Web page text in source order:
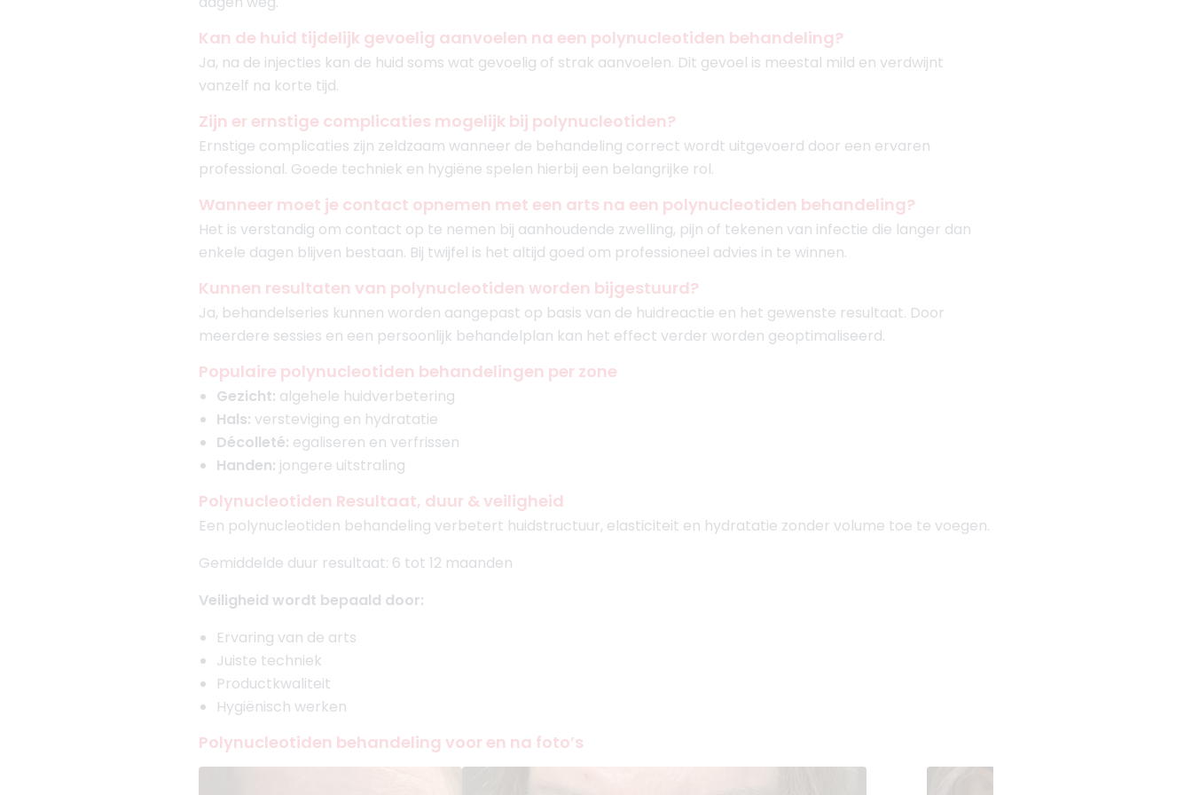
Kan de huid tijdelijk gevoelig aanvoelen na een polynucleotiden behandeling?
Ja, na de injecties kan de huid soms wat gevoelig of strak aanvoelen. Dit gevoel is meestal mild en verdwijnt
vanzelf na korte tijd.
Zijn er ernstige complicaties mogelijk bij polynucleotiden?
Ernstige complicaties zijn zeldzaam wanneer de behandeling correct wordt uitgevoerd door een ervaren
professional. Goede techniek en hygiëne spelen hierbij een belangrijke rol.
Wanneer moet je contact opnemen met een arts na een polynucleotiden behandeling?
Het is verstandig om contact op te nemen bij aanhoudende zwelling, pijn of tekenen van infectie die langer dan
enkele dagen blijven bestaan. Bij twijfel is het altijd goed om professioneel advies in te winnen.
Kunnen resultaten van polynucleotiden worden bijgestuurd?
Ja, behandelseries kunnen worden aangepast op basis van de huidreactie en het gewenste resultaat. Door
meerdere sessies en een persoonlijk behandelplan kan het effect verder worden geoptimaliseerd.
Populaire polynucleotiden behandelingen per zone
Gezicht: algehele huidverbetering
Hals: versteviging en hydratatie
Décolleté: egaliseren en verfrissen
Handen: jongere uitstraling
Polynucleotiden Resultaat, duur & veiligheid
Een polynucleotiden behandeling verbetert huidstructuur, elasticiteit en hydratatie zonder volume toe te voegen.
Gemiddelde duur resultaat: 6 tot 12 maanden
Veiligheid wordt bepaald door:
Ervaring van de arts
Juiste techniek
Productkwaliteit
Hygiënisch werken
Polynucleotiden behandeling voor en na foto’s